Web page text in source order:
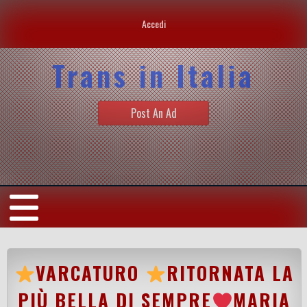
Accedi
Trans in Italia
Post An Ad
VARCATURO
RITORNATA LA
PIÙ BELLA DI SEMPRE
MARIA